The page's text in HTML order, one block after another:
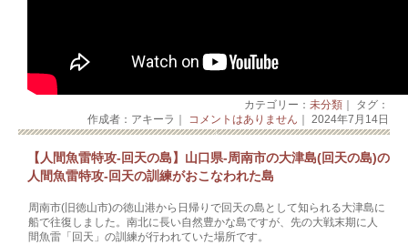
カテゴリー： 未分類｜ タグ：
作成者：アキーラ｜ コメントはありません ｜ 2024年7月14日
【人間魚雷特攻‐回天の島】山口県-周南市の大津島(回天の島)の
人間魚雷特攻‐回天の訓練がおこなわれた島
周南市(旧徳山市)の徳山港から日帰りで回天の島として知られる大津島に
船で往復しました。南北に長い自然豊かな島ですが、先の大戦末期に人
間魚雷「回天」の訓練が行われていた場所です。